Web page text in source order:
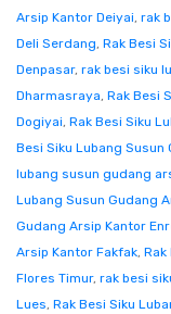
Arsip Kantor Deiyai, rak
Deli Serdang, Rak Besi
Denpasar, rak besi siku
Dharmasraya, Rak Besi
Dogiyai, Rak Besi Siku
Besi Siku Lubang
lubang susun gudang
Lubang Susun Gudang
Gudang Arsip Kantor
Arsip Kantor Fakfak, Rak
Flores Timur, rak besi
Lues, Rak Besi Siku